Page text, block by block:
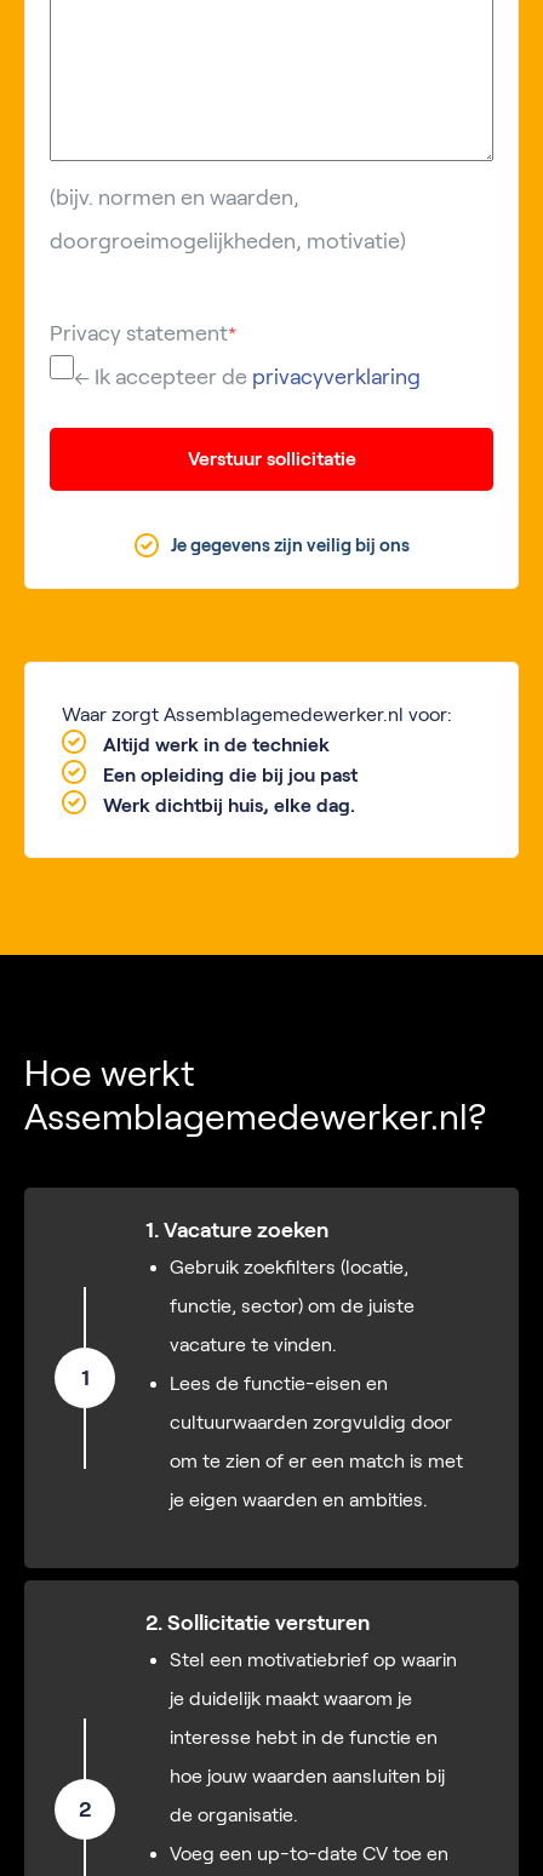
(bijv. normen en waarden,
doorgroeimogelijkheden, motivatie)
Privacy statement*
← Ik accepteer de privacyverklaring
Verstuur sollicitatie
Je gegevens zijn veilig bij ons
Waar zorgt Assemblagemedewerker.nl voor:
Altijd werk in de techniek
Een opleiding die bij jou past
Werk dichtbij huis, elke dag.
Hoe werkt
Assemblagemedewerker.nl?
1
1. Vacature zoeken
Gebruik zoekfilters (locatie,
functie, sector) om de juiste
vacature te vinden.
Lees de functie-eisen en
cultuurwaarden zorgvuldig door
om te zien of er een match is met
je eigen waarden en ambities.
2
2. Sollicitatie versturen
Stel een motivatiebrief op waarin
je duidelijk maakt waarom je
interesse hebt in de functie en
hoe jouw waarden aansluiten bij
de organisatie.
Voeg een up-to-date CV toe en